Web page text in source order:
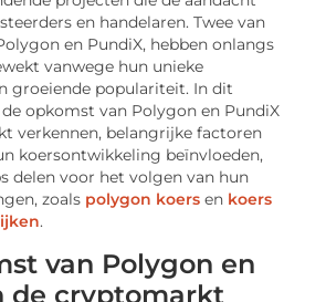
en handelaren. Twee van
en PundiX, hebben onlangs
vanwege hun unieke
groeiende populariteit. In dit
opkomst van Polygon en PundiX
verkennen, belangrijke factoren
koersontwikkeling beïnvloeden,
delen voor het volgen van hun
zoals polygon koers en koers
.
van Polygon en
de cryptomarkt